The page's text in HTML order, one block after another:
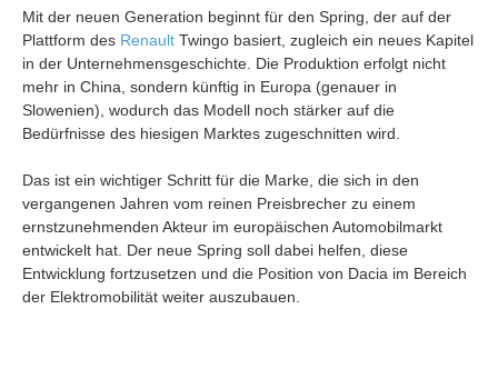
Mit der neuen Generation beginnt für den Spring, der auf der
Plattform des Renault Twingo basiert, zugleich ein neues Kapitel
in der Unternehmensgeschichte. Die Produktion erfolgt nicht
mehr in China, sondern künftig in Europa (genauer in
Slowenien), wodurch das Modell noch stärker auf die
Bedürfnisse des hiesigen Marktes zugeschnitten wird.
Das ist ein wichtiger Schritt für die Marke, die sich in den
vergangenen Jahren vom reinen Preisbrecher zu einem
ernstzunehmenden Akteur im europäischen Automobilmarkt
entwickelt hat. Der neue Spring soll dabei helfen, diese
Entwicklung fortzusetzen und die Position von Dacia im Bereich
der Elektromobilität weiter auszubauen.